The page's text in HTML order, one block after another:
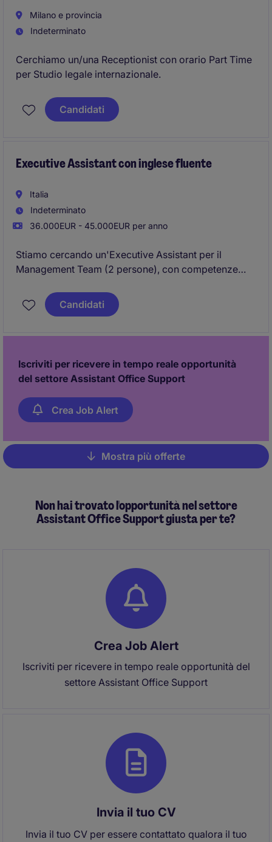
Milano e provincia
Indeterminato
Cerchiamo un/una Receptionist con orario Part Time
per Studio legale internazionale.
Candidati
Executive Assistant con inglese fluente
Italia
Indeterminato
36.000EUR - 45.000EUR per anno
Stiamo cercando un'Executive Assistant per il
Management Team (2 persone), con competenze
organizzativo.Candidati
Iscriviti per ricevere in tempo reale opportunità
del settore Assistant Office Support
Crea Job Alert
Pagination
Mostra più offerte
Non hai trovato l'opportunità nel settore
Assistant Office Support giusta per te?
Crea Job Alert
Iscriviti per ricevere in tempo reale opportunità del
settore Assistant Office Support
Invia il tuo CV
Invia il tuo CV per essere contattato qualora il tuo